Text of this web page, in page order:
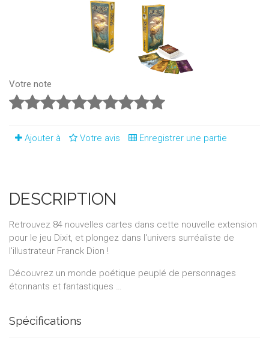
Votre note
Ajouter à Votre avis Enregistrer une partie
DESCRIPTION
Retrouvez 84 nouvelles cartes dans cette nouvelle extension
pour le jeu Dixit, et plongez dans l'univers surréaliste de
l'illustrateur Franck Dion !
Découvrez un monde poétique peuplé de personnages
étonnants et fantastiques …
Spécifications